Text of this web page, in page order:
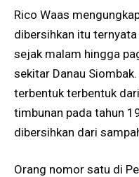
Rico Waas
dibersihkan itu
sejak malam hingga
sekitar Danau
terbentuk terbentuk
timbunan pada tahun
dibersihkan dari
Orang nomor satu di